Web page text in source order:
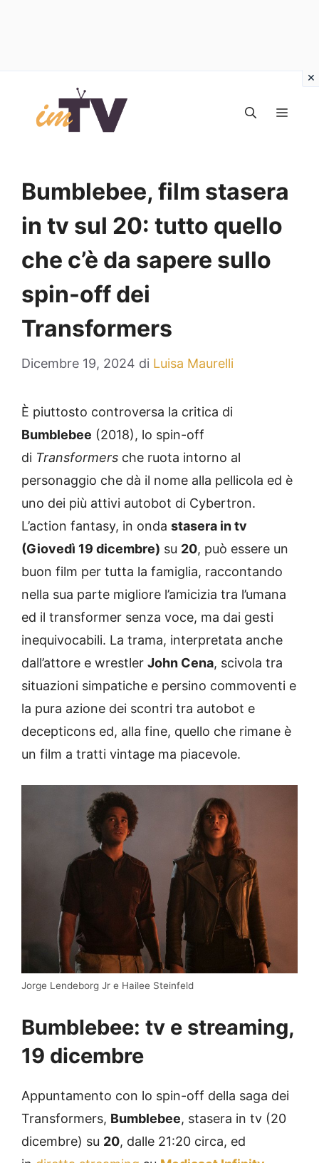
contenuto
Bumblebee, film stasera
in tv sul 20: tutto quello
che c’è da sapere sullo
spin-off dei
Transformers
Dicembre 19, 2024 di Luisa Maurelli
È piuttosto controversa la critica di
Bumblebee (2018), lo spin-off
di Transformers che ruota intorno al
personaggio che dà il nome alla pellicola ed è
uno dei più attivi autobot di Cybertron.
L’action fantasy, in onda stasera in tv
(Giovedì 19 dicembre) su 20, può essere un
buon film per tutta la famiglia, raccontando
nella sua parte migliore l’amicizia tra l’umana
ed il transformer senza voce, ma dai gesti
inequivocabili. La trama, interpretata anche
dall’attore e wrestler John Cena, scivola tra
situazioni simpatiche e persino commoventi e
la pura azione dei scontri tra autobot e
decepticons ed, alla fine, quello che rimane è
un film a tratti vintage ma piacevole.
Jorge Lendeborg Jr e Hailee Steinfeld
Bumblebee: tv e streaming,
19 dicembre
Appuntamento con lo spin-off della saga dei
Transformers, Bumblebee, stasera in tv (20
dicembre) su 20, dalle 21:20 circa, ed